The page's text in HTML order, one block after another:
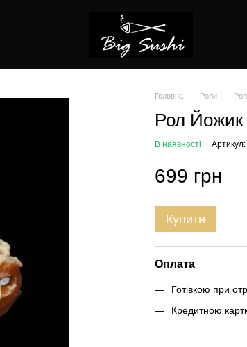
Головна Роли
Рол Йожик
В наявності
699 грн
Купити
Оплата
Готівкою при
Кредитною